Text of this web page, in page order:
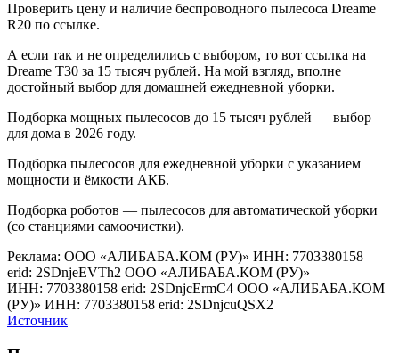
Проверить цену и наличие беспроводного пылесоса Dreame
R20 по ссылке.
А если так и не определились с выбором, то вот ссылка на
Dreame T30 за 15 тысяч рублей. На мой взгляд, вполне
достойный выбор для домашней ежедневной уборки.
Подборка мощных пылесосов до 15 тысяч рублей — выбор
для дома в 2026 году.
Подборка пылесосов для ежедневной уборки с указанием
мощности и ёмкости АКБ.
Подборка роботов — пылесосов для автоматической уборки
(со станциями самоочистки).
Реклама: ООО «АЛИБАБА.КОМ (РУ)» ИНН: 7703380158
erid: 2SDnjeEVTh2 ООО «АЛИБАБА.КОМ (РУ)»
ИНН: 7703380158 erid: 2SDnjcErmC4 ООО «АЛИБАБА.КОМ
(РУ)» ИНН: 7703380158 erid: 2SDnjcuQSX2
Источник